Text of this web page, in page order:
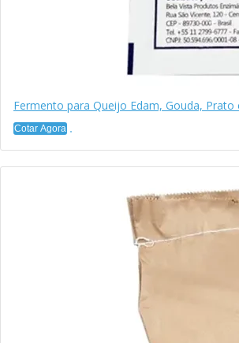
Fermento para Queijo Edam, Gouda, Prato
Cotar Agora